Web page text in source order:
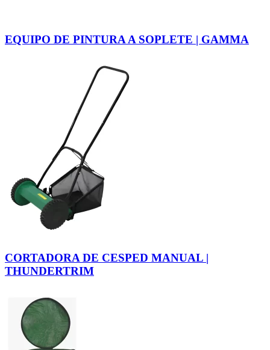
EQUIPO DE PINTURA A SOPLETE | GAMMA
CORTADORA DE CESPED MANUAL |
THUNDERTRIM